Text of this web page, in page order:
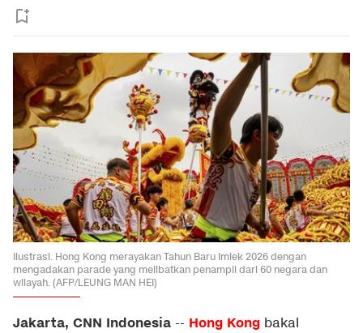
Ilustrasi. Hong Kong merayakan Tahun Baru Imlek 2026 dengan
mengadakan parade yang melibatkan penampil dari 60 negara dan
wilayah. (AFP/LEUNG MAN HEI)
Jakarta, CNN Indonesia -- Hong Kong bakal